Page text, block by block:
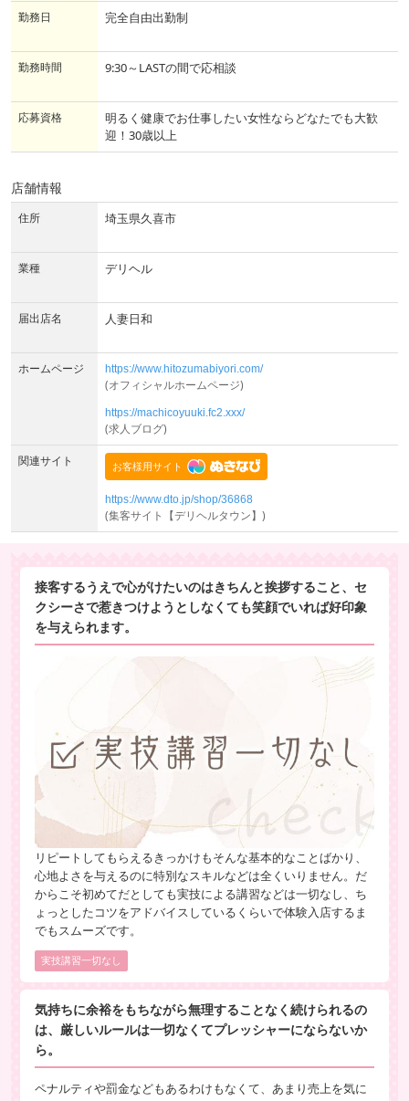
勤務日 完全自由出勤制
勤務時間 9:30～LASTの間で応相談
応募資格
明るく健康でお仕事したい女性ならどなたでも大歓
迎！30歳以上
店舗情報
住所 埼玉県久喜市
業種 デリヘル
届出店名 人妻日和
ホームページ https://www.hitozumabiyori.com/
(オフィシャルホームページ)
https://machicoyuuki.fc2.xxx/
(求人ブログ)
関連サイト
https://www.dto.jp/shop/36868
(集客サイト【デリヘルタウン】)
接客するうえで心がけたいのはきちんと挨拶すること、セ
クシーさで惹きつけようとしなくても笑顔でいれば好印象
を与えられます。
リピートしてもらえるきっかけもそんな基本的なことばかり、
心地よさを与えるのに特別なスキルなどは全くいりません。だ
からこそ初めてだとしても実技による講習などは一切なし、ち
ょっとしたコツをアドバイスしているくらいで体験入店するま
でもスムーズです。
実技講習一切なし
気持ちに余裕をもちながら無理することなく続けられるの
は、厳しいルールは一切なくてプレッシャーにならないか
ら。
ペナルティや罰金などもあるわけもなくて、あまり売上を気に